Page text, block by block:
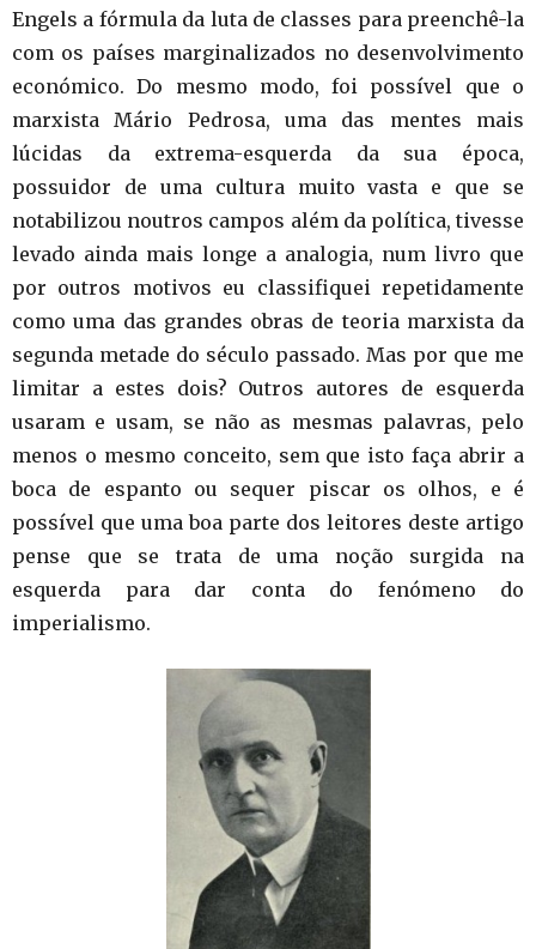
Engels a fórmula da luta de classes para preenchê-la
com os países marginalizados no desenvolvimento
económico. Do mesmo modo, foi possível que o
marxista Mário Pedrosa, uma das mentes mais
lúcidas da extrema-esquerda da sua época,
possuidor de uma cultura muito vasta e que se
notabilizou noutros campos além da política, tivesse
levado ainda mais longe a analogia, num livro que
por outros motivos eu classifiquei repetidamente
como uma das grandes obras de teoria marxista da
segunda metade do século passado. Mas por que me
limitar a estes dois? Outros autores de esquerda
usaram e usam, se não as mesmas palavras, pelo
menos o mesmo conceito, sem que isto faça abrir a
boca de espanto ou sequer piscar os olhos, e é
possível que uma boa parte dos leitores deste artigo
pense que se trata de uma noção surgida na
esquerda para dar conta do fenómeno do
imperialismo.